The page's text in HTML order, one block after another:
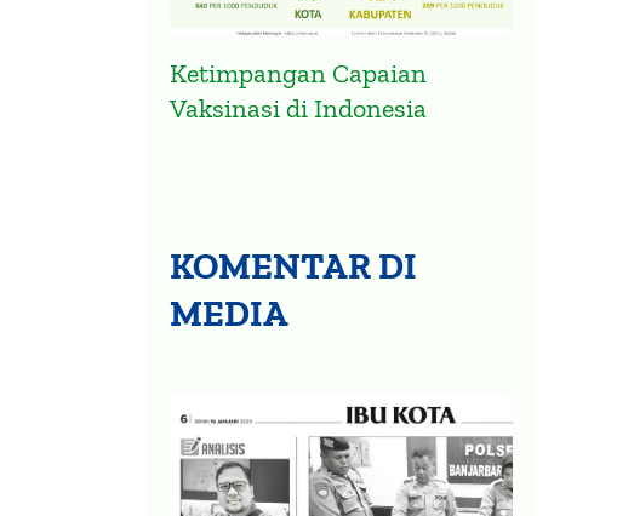
Ketimpangan Capaian
Vaksinasi di Indonesia
KOMENTAR DI
MEDIA